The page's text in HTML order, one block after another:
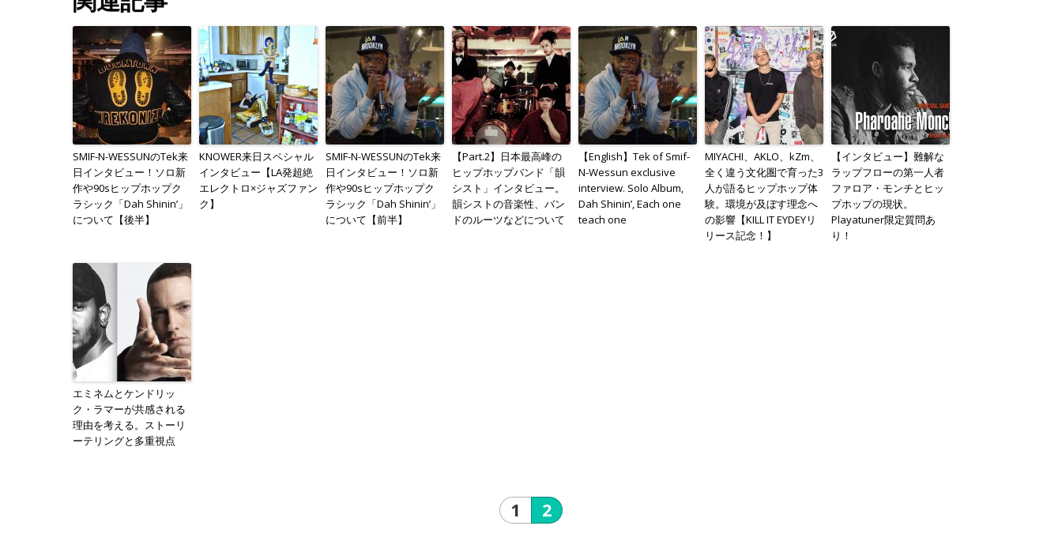
SMIF-N-WESSUNのTek来
日インタビュー！ソロ新
作や90sヒップホップク
ラシック「Dah Shinin’」
について【後半】
KNOWER来日スペシャル
インタビュー【LA発超絶
エレクトロ×ジャズファン
ク】
SMIF-N-WESSUNのTek来
日インタビュー！ソロ新
作や90sヒップホップク
ラシック「Dah Shinin’」
について【前半】
【Part.2】日本最高峰の
ヒップホップバンド「韻
シスト」インタビュー。
韻シストの音楽性、バン
ドのルーツなどについて
【English】Tek of Smif-
N-Wessun exclusive
interview. Solo Album,
Dah Shinin’, Each one
teach one
MIYACHI、AKLO、kZm、
全く違う文化圏で育った3
人が語るヒップホップ体
験。環境が及ぼす理念へ
の影響【KILL IT EYDEYリ
リース記念！】
【インタビュー】難解な
ラップフローの第一人者
ファロア・モンチとヒッ
プホップの現状。
Playatuner限定質問あ
り！
エミネムとケンドリッ
ク・ラマーが共感される
理由を考える。ストーリ
ーテリングと多重視点
1 2